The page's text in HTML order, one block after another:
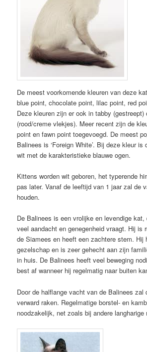
De meest voorkomende kleuren van deze
blue point, chocolate point, lilac point, red
Deze kleuren zijn er ook in tabby (gestreept)
(rood/creme vlekjes). Meer recent zijn de
point en fawn point toegevoegd. De meest
Balinees is ‘Foreign White’. Bij deze kleur is
wit met de karakteristieke blauwe ogen.
Kittens worden wit geboren, het typerende
pas later. Vanaf de leeftijd van 1 jaar zal de
houden.
De Balinees is een vrolijke en levendige
veel aandacht en genegenheid vraagt. Hij is
de Siamees en heeft een zachtere stem. Hij
gezelschap en is zeer gehecht aan zijn
in huis. De Balinees heeft veel beweging
best af wanneer hij regelmatig naar buiten
Door de halflange vacht van de Balinees zal
verward raken. Regelmatige borstel- en
noodzakelijk, net zoals bij andere langharige